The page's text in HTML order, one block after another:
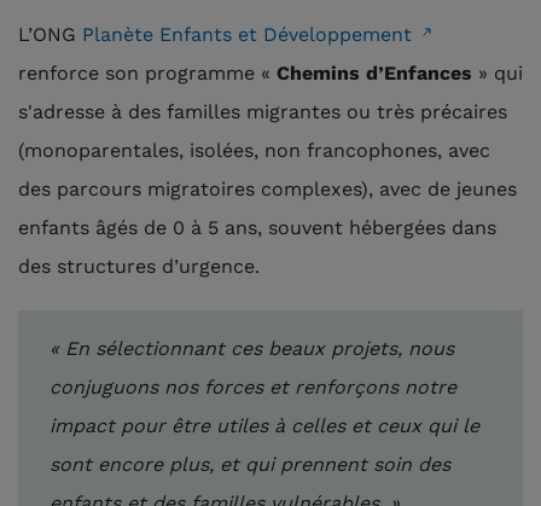
L’ONG Planète Enfants et Développement
renforce son programme « Chemins d’Enfances » qui
s'adresse à des familles migrantes ou très précaires
(monoparentales, isolées, non francophones, avec
des parcours migratoires complexes), avec de jeunes
enfants âgés de 0 à 5 ans, souvent hébergées dans
des structures d’urgence.
« En sélectionnant ces beaux projets, nous
conjuguons nos forces et renforçons notre
impact pour être utiles à celles et ceux qui le
sont encore plus, et qui prennent soin des